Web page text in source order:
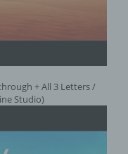
+ All 3 Letters /
Studio)